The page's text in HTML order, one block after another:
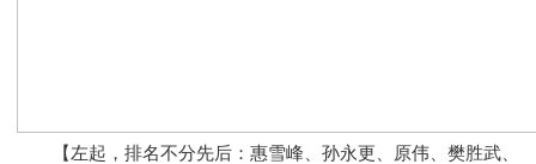
【左起，排名不分先后：惠雪峰、孙永更、原伟、樊胜武、